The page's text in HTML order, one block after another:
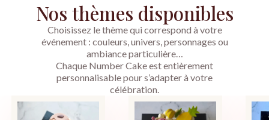
Nos thèmes disponibles
Choisissez le thème qui correspond à votre
événement : couleurs, univers, personnages ou
ambiance particulière…
Chaque Number Cake est entièrement
personnalisable pour s’adapter à votre
célébration.